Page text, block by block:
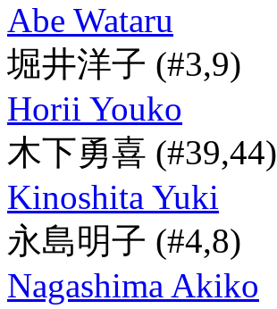
Abe Wataru
堀井洋子 (#3,9)
Horii Youko
木下勇喜 (#39,44)
Kinoshita Yuki
永島明子 (#4,8)
Nagashima Akiko